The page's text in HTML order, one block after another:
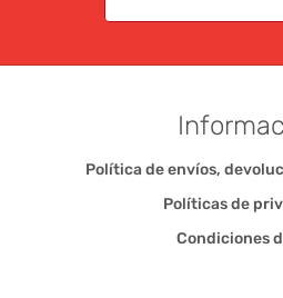
Política de envíos,
Políticas de
Condiciones